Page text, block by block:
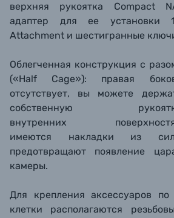
верхняя рукоятка Compact
адаптер для ее установки
Attachment и шестигранные
Облегченная конструкция с
(«Half Cage»): правая
отсутствует, вы можете
собственную
внутренних
имеются накладки из
предотвращают появление
камеры.
Для крепления аксессуаров
клетки располагаются